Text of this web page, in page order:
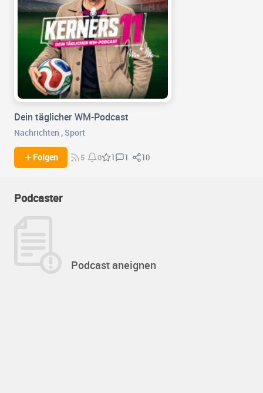
Dein täglicher WM-Podcast
Nachrichten ,Sport
Folgen 5 0 1 1 10
Podcaster
Podcast aneignen